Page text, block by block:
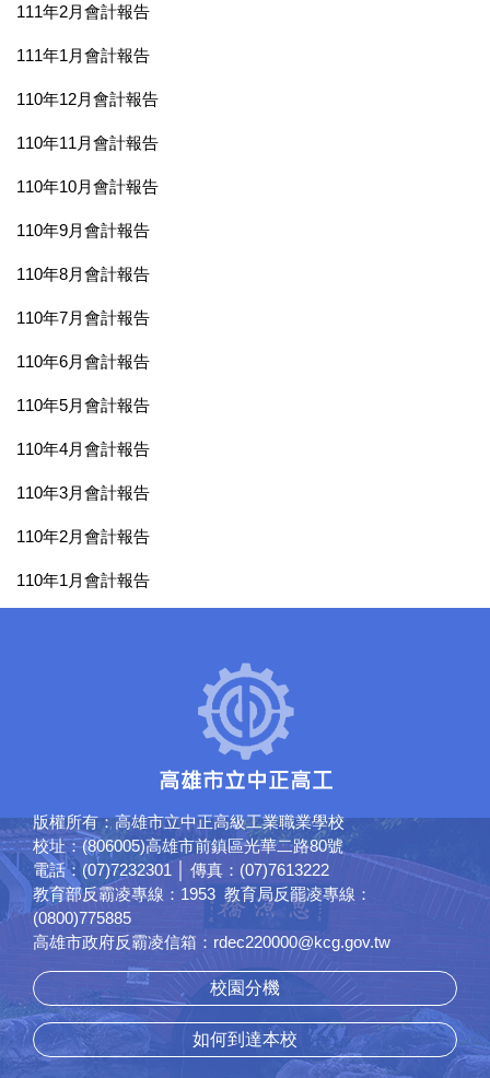
111年2月會計報告
111年1月會計報告
110年12月會計報告
110年11月會計報告
110年10月會計報告
110年9月會計報告
110年8月會計報告
110年7月會計報告
110年6月會計報告
110年5月會計報告
110年4月會計報告
110年3月會計報告
110年2月會計報告
110年1月會計報告
版權所有：高雄市立中正高級工業職業學校
校址：(806005)高雄市前鎮區光華二路80號
電話：(07)7232301 │ 傳真：(07)7613222
教育部反霸凌專線：1953 教育局反罷凌專線：
(0800)775885
高雄市政府反霸凌信箱：rdec220000@kcg.gov.tw
校園分機
如何到達本校